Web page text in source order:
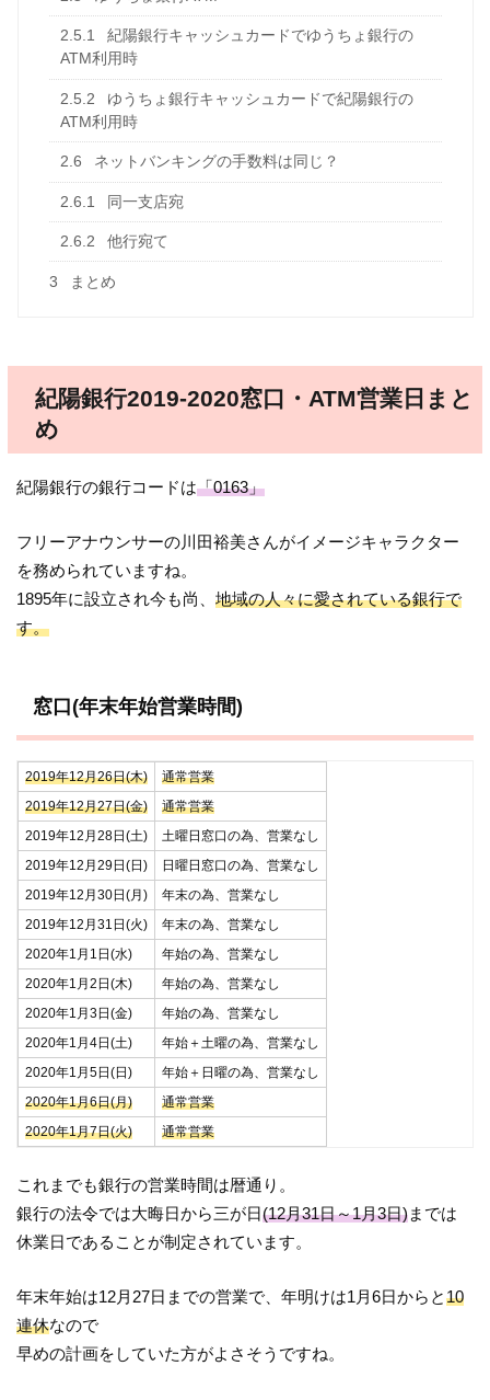
2.5.1
紀陽銀行キャッシュカードでゆうちょ銀行の
ATM利用時
2.5.2
ゆうちょ銀行キャッシュカードで紀陽銀行の
ATM利用時
2.6 ネットバンキングの手数料は同じ？
2.6.1 同一支店宛
2.6.2 他行宛て
3 まとめ
紀陽銀行2019-2020窓口・ATM営業日まと
め
紀陽銀行の銀行コードは「0163」
フリーアナウンサーの川田裕美さんがイメージキャラクター
を務められていますね。
1895年に設立され今も尚、地域の人々に愛されている銀行で
す。
窓口(年末年始営業時間)
2019年12月26日(木)
通常営業
2019年12月27日(金)
通常営業
2019年12月28日(土)
土曜日窓口の為、営業なし
2019年12月29日(日)
日曜日窓口の為、営業なし
2019年12月30日(月)
年末の為、営業なし
2019年12月31日(火)
年末の為、営業なし
2020年1月1日(水)
年始の為、営業なし
2020年1月2日(木)
年始の為、営業なし
2020年1月3日(金)
年始の為、営業なし
2020年1月4日(土)
年始＋土曜の為、営業なし
2020年1月5日(日)
年始＋日曜の為、営業なし
2020年1月6日(月)
通常営業
2020年1月7日(火)
通常営業
これまでも銀行の営業時間は暦通り。
銀行の法令では大晦日から三が日(12月31日～1月3日)までは
休業日であることが制定されています。
年末年始は12月27日までの営業で、年明けは1月6日からと10
連休なので
早めの計画をしていた方がよさそうですね。